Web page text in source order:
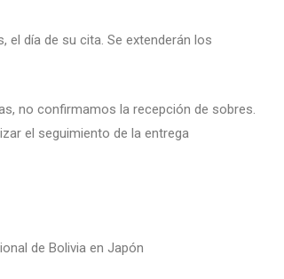
el día de su cita. Se extenderán los
no confirmamos la recepción de sobres.
el seguimiento de la entrega
de Bolivia en Japón